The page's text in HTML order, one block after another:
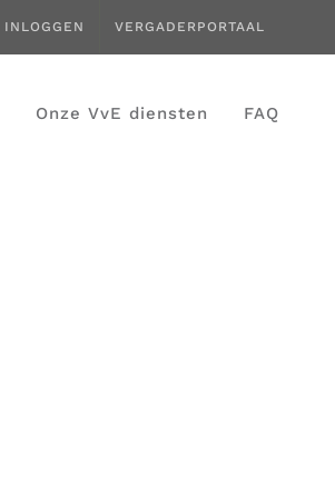
INLOGGEN VERGADERPORTAAL
Onze VvE diensten FAQ